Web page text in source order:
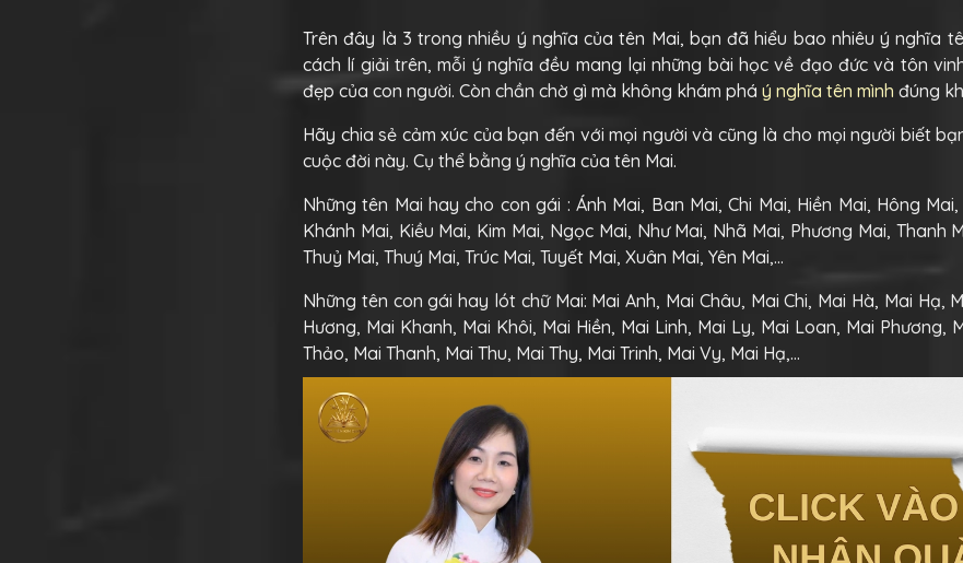
Trên đây là 3 trong nhiều ý nghĩa của tên Mai, bạn đã hiểu bao nhiêu ý nghĩa
cách lí giải trên, mỗi ý nghĩa đều mang lại những bài học về đạo đức và tôn
đẹp của con người. Còn chần chờ gì mà không khám phá ý nghĩa tên mình đúng
Hãy chia sẻ cảm xúc của bạn đến với mọi người và cũng là cho mọi người biết
cuộc đời này. Cụ thể bằng ý nghĩa của tên Mai.
Những tên Mai hay cho con gái : Ánh Mai, Ban Mai, Chi Mai, Hiền Mai, Hông Mai,
Khánh Mai, Kiều Mai, Kim Mai, Ngọc Mai, Như Mai, Nhã Mai, Phương Mai, Thanh
Thuỷ Mai, Thuý Mai, Trúc Mai, Tuyết Mai, Xuân Mai, Yên Mai,…
Những tên con gái hay lót chữ Mai: Mai Anh, Mai Châu, Mai Chi, Mai Hà, Mai Hạ,
Hương, Mai Khanh, Mai Khôi, Mai Hiền, Mai Linh, Mai Ly, Mai Loan, Mai Phương,
Thảo, Mai Thanh, Mai Thu, Mai Thy, Mai Trinh, Mai Vy, Mai Hạ,…